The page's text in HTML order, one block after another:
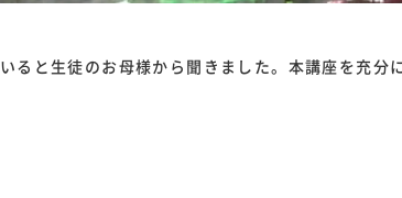
ると生徒のお母様から聞きました。本講座を充分